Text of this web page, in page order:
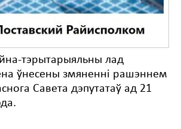
тэрытарыяльны лад
ўнесены змяненні рашэннем
Савета дэпутатаў ад 21